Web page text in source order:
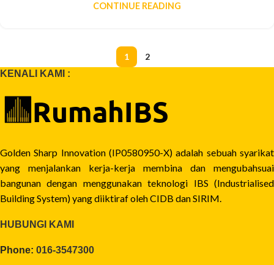
CONTINUE READING
1
2
KENALI KAMI :
Golden Sharp Innovation (IP0580950-X) adalah sebuah syarikat
yang menjalankan kerja-kerja membina dan mengubahsuai
bangunan dengan menggunakan teknologi IBS (Industrialised
Building System) yang diiktiraf oleh CIDB dan SIRIM.
HUBUNGI KAMI
Phone: 016-3547300